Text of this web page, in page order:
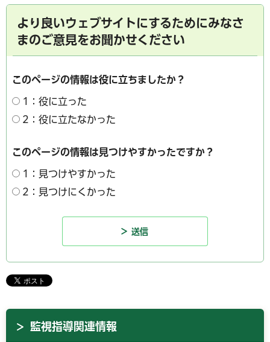
より良いウェブサイトにするためにみなさ
まのご意見をお聞かせください
このページの情報は役に立ちましたか？
1：役に立った
2：役に立たなかった
このページの情報は見つけやすかったですか？
1：見つけやすかった
2：見つけにくかった
監視指導関連情報